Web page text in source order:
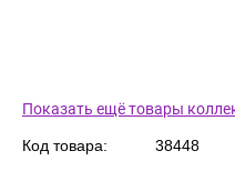
Показать ещё товары
Код товара: 38448